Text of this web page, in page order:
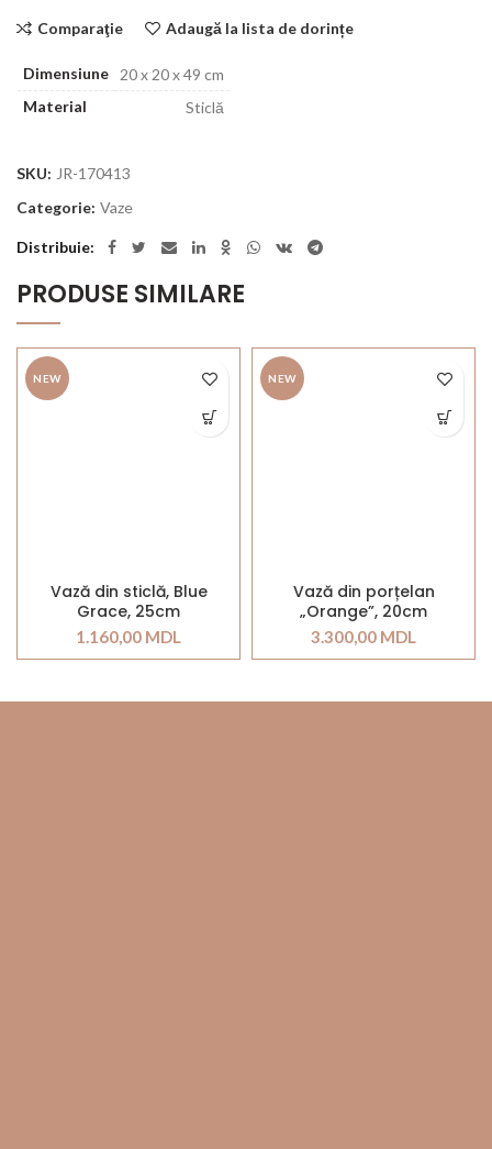
Comparaţie Adaugă la lista de dorințe
Dimensiune
20 x 20 x 49 cm
Material
Sticlă
SKU: JR-170413
Categorie: Vaze
Distribuie
PRODUSE SIMILARE
NEW
Vază din sticlă, Blue
Grace, 25cm
1.160,00 MDL
NEW
Vază din porțelan
„Orange”, 20cm
3.300,00 MDL